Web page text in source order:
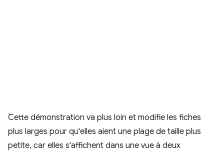
.
Cette démonstration va plus loin et modifie les fiches
plus larges pour qu'elles aient une plage de taille plus
petite, car elles s'affichent dans une vue à deux